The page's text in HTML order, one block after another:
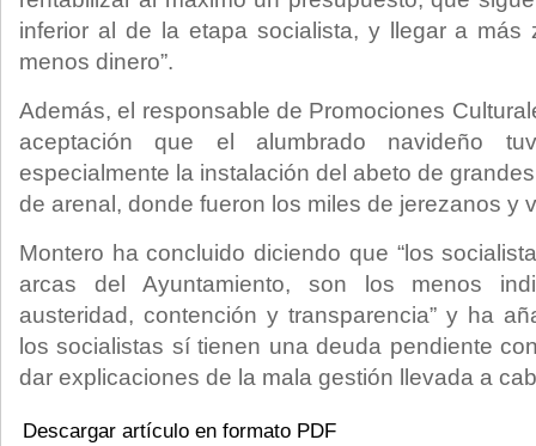
inferior al de la etapa socialista, y llegar a más
menos dinero”.
Además, el responsable de Promociones
aceptación que el alumbrado navideño
especialmente la instalación del abeto de
de arenal, donde fueron los miles de jerezanos y
Montero ha concluido diciendo que “los
arcas del Ayuntamiento, son los menos
austeridad, contención y transparencia” y ha
los socialistas sí tienen una deuda pendiente
dar explicaciones de la mala gestión llevada a
Descargar artículo en formato PDF